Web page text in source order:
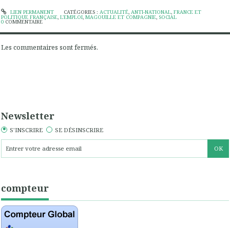
LIEN PERMANENT CATÉGORIES : ACTUALITÉ, ANTI-NATIONAL, FRANCE ET
POLITIQUE FRANÇAISE, L'EMPLOI, MAGOUILLE ET COMPAGNIE, SOCIAL
0 COMMENTAIRE
Les commentaires sont fermés.
Newsletter
S'INSCRIRE SE DÉSINSCRIRE
compteur